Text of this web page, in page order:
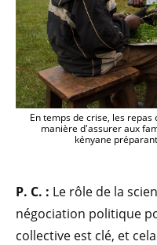
En temps de crise, les
manière d'assurer aux
kényane
P. C. : Le rôle de la
négociation politique
collective est clé, et